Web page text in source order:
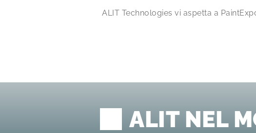
ALIT Technologies vi aspetta a
ALIT NEL